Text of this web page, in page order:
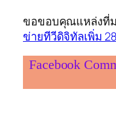
ขอขอบคุณแหล่งที่
ข่ายทีวีดิจิทัลเพิ่ม
Facebook